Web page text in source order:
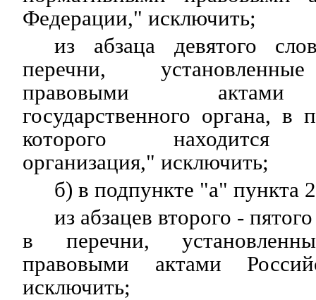
Федерации," исключить;
из абзаца девятого
перечни,
правовыми актами
государственного органа, в
которого находится
организация," исключить;
б) в подпункте "а" пункта
из абзацев второго -
в перечни,
правовыми актами
исключить;